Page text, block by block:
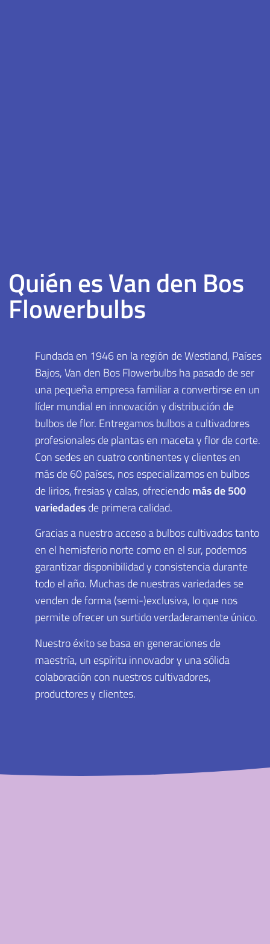
Quién es Van den Bos
Flowerbulbs
Fundada en 1946 en la región de Westland, Países
Bajos, Van den Bos Flowerbulbs ha pasado de ser
una pequeña empresa familiar a convertirse en un
líder mundial en innovación y distribución de
bulbos de flor. Entregamos bulbos a cultivadores
profesionales de plantas en maceta y flor de corte.
Con sedes en cuatro continentes y clientes en
más de 60 países, nos especializamos en bulbos
de lirios, fresias y calas, ofreciendomás de 500
variedadesde primera calidad.
Gracias a nuestro acceso a bulbos cultivados tanto
en el hemisferio norte como en el sur, podemos
garantizar disponibilidad y consistencia durante
todo el año. Muchas de nuestras variedades se
venden de forma (semi-)exclusiva, lo que nos
permite ofrecer un surtido verdaderamente único.
Nuestro éxito se basa en generaciones de
maestría, un espíritu innovador y una sólida
colaboración con nuestros cultivadores,
productores y clientes.